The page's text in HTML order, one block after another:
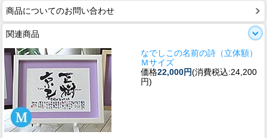
商品についてのお問い合わせ
関連商品
なでしこの名前の詩（立体額）
Ｍサイズ
価格22,000円(消費税込:24,200
円)